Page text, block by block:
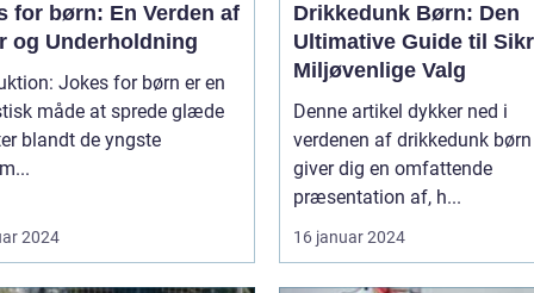
for børn: En Verden af
og Underholdning
Jokes for børn er en
måde at sprede glæde
blandt de yngste
2024
Drikkedunk Børn: Den
Ultimative Guide til
Miljøvenlige Valg
Denne artikel dykker ned i
verdenen af drikkedunk
giver dig en omfattende
præsentation af, h...
16 januar 2024